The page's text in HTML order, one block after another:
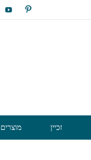
מוצרים זכיין